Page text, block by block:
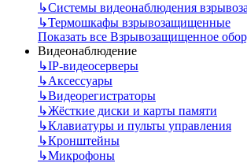
↳Системы видеонаблюдения
↳Термошкафы взрывозащищенные
Показать все Взрывозащищенное
Видеонаблюдение
↳IP-видеосерверы
↳Аксессуары
↳Видеорегистраторы
↳Жёсткие диски и карты памяти
↳Клавиатуры и пульты управления
↳Кронштейны
↳Микрофоны